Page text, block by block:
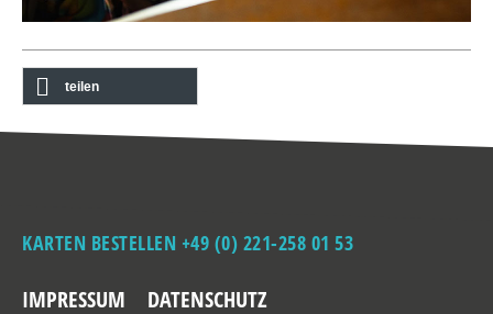
teilen
KARTEN BESTELLEN +49 (0) 221-258 01 53
IMPRESSUM DATENSCHUTZ